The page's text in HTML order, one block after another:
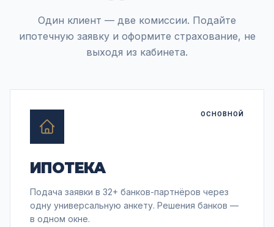
Один клиент — две комиссии. Подайте
ипотечную заявку и оформите страхование, не
выходя из кабинета.
ОСНОВНОЙ
ИПОТЕКА
Подача заявки в 32+ банков-партнёров через
одну универсальную анкету. Решения банков —
в одном окне.